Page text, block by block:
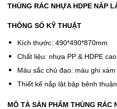
THÙNG RÁC NHỰA HDPE NẮP
THÔNG SỐ KỸ THUẬT
Kích thước: 490*490*870mm
Chất liệu: nhựa PP & HDPE
Màu sắc chủ đạo: màu ghi xám
Thiết kế nắp lật bập bênh
MÔ TẢ SẢN PHẨM THÙNG RÁC